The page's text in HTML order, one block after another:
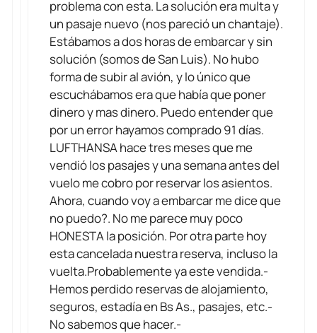
problema con esta. La solución era multa y
un pasaje nuevo (nos pareció un chantaje).
Estábamos a dos horas de embarcar y sin
solución (somos de San Luis). No hubo
forma de subir al avión, y lo único que
escuchábamos era que había que poner
dinero y mas dinero. Puedo entender que
por un error hayamos comprado 91 días.
LUFTHANSA hace tres meses que me
vendió los pasajes y una semana antes del
vuelo me cobro por reservar los asientos.
Ahora, cuando voy a embarcar me dice que
no puedo?. No me parece muy poco
HONESTA la posición. Por otra parte hoy
esta cancelada nuestra reserva, incluso la
vuelta.Probablemente ya este vendida.-
Hemos perdido reservas de alojamiento,
seguros, estadía en Bs As., pasajes, etc.-
No sabemos que hacer.-